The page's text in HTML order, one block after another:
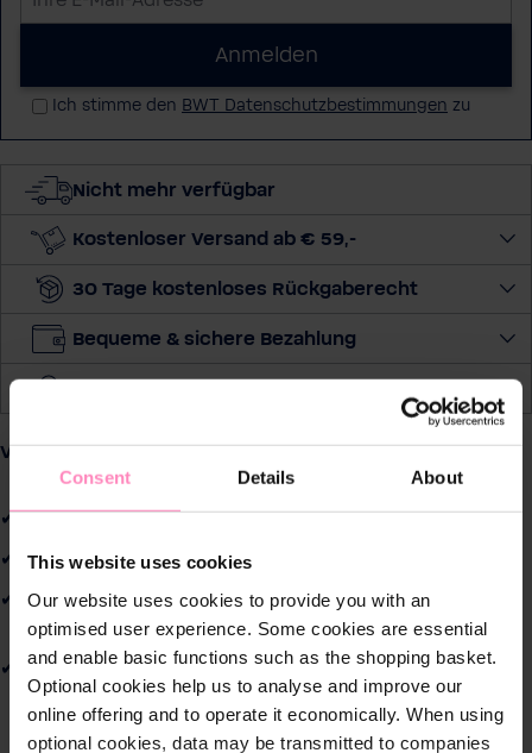
Consent Details About
This website uses cookies
Our website uses cookies to provide you with an
optimised user experience. Some cookies are essential
and enable basic functions such as the shopping basket.
Optional cookies help us to analyse and improve our
online offering and to operate it economically. When using
optional cookies, data may be transmitted to companies
h
-
a
s
Anmelden
Ich stimme den BWT Datenschutzbestimmungen zu
Nicht mehr verfügbar
Kostenloser Versand ab € 59,-
30 Tage kostenloses Rückgaberecht
Bequeme & sichere Bezahlung
Vorteile von Silizium im Trinkwasser:
Unterstützt die geistige Fitness bis ins hohe Alter
Natürliche Schönheit - für Haut, Haare und Nägel
Unterstützt den Abtransport schädlicher Stoffe, wie
Aluminium, im Körper
Mineralisierung von besonders weichem Wasser